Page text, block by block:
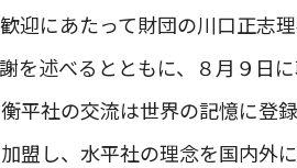
迎にあたって財団の川口正志
を述べるとともに、８月９日
平社の交流は世界の記憶に登
盟し、水平社の理念を国内外